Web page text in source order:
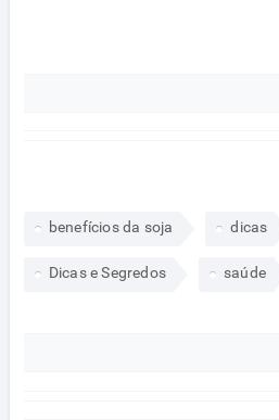
benefícios da soja dicas
Dicas e Segredos saúde